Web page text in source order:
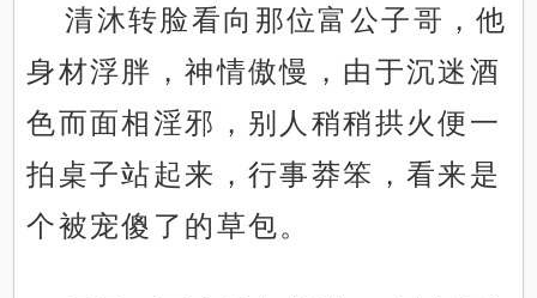
清沐转脸看向那位富公子哥，他
身材浮胖，神情傲慢，由于沉迷酒
色而面相淫邪，别人稍稍拱火便一
拍桌子站起来，行事莽笨，看来是
个被宠傻了的草包。